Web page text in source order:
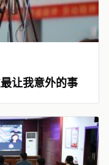
让我意外的事